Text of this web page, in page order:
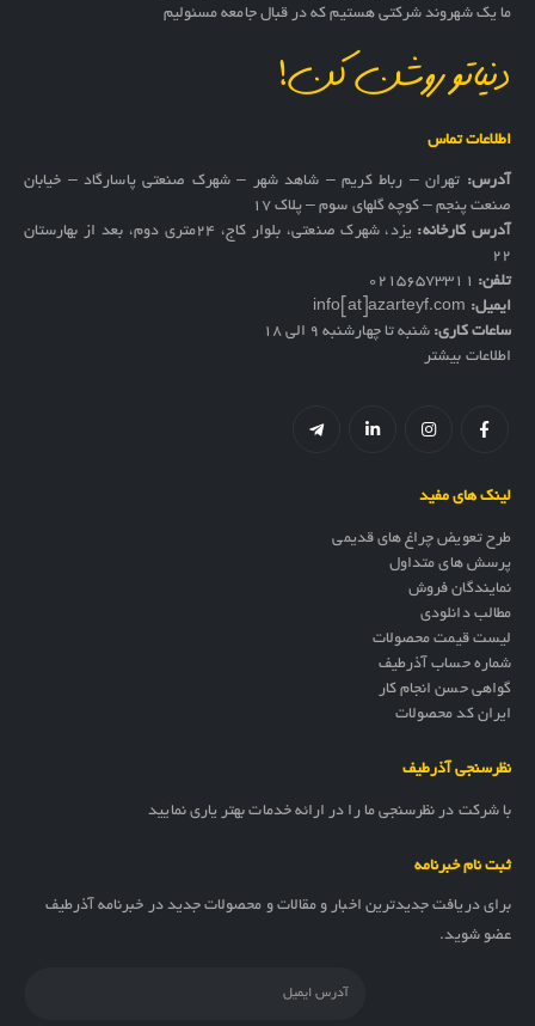
ما یک شهروند شرکتی هستیم که در قبال جامعه مسئولیم
دنیاتو روشن کن!
اطلاعات تماس
آدرس: تهران – رباط کریم – شاهد شهر – شهرک صنعتی پاسارگاد – خیابان
صنعت پنجم – کوچه گلهای سوم – پلاک 17
آدرس کارخانه:
یزد، شهرک صنعتی، بلوار کاج، ۲۴متری دوم، بعد از بهارستان
۲۲
تلفن: 02156573311
ایمیل: info[at]azarteyf.com
ساعات کاری: شنبه تا چهارشنبه 9 الی 18
اطلاعات بیشتر
لینک های مفید
طرح تعویض چراغ های قدیمی
پرسش های متداول
نمایندگان فروش
مطالب دانلودی
لیست قیمت محصولات
شماره حساب آذرطیف
گواهی حسن انجام کار
ایران کد محصولات
نظرسنجی آذرطیف
با شرکت در نظرسنجی ما را در ارائه خدمات بهتر یاری نمایید
ثبت نام خبرنامه
برای دریافت جدیدترین اخبار و مقالات و محصولات جدید در خبرنامه آذرطیف
عضو شوید.